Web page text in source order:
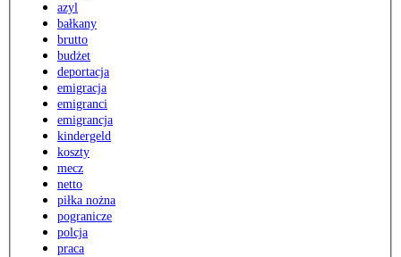
azyl
bałkany
brutto
budżet
deportacja
emigracja
emigranci
emigrancja
kindergeld
koszty
mecz
netto
piłka nożna
pogranicze
polcja
praca